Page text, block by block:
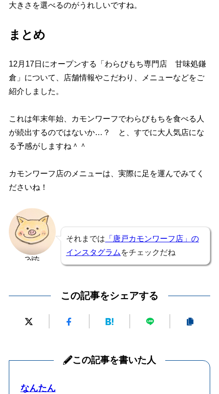
大きさを選べるのがうれしいですね。
まとめ
12月17日にオープンする「わらびもち専門店 甘味処鎌
倉」について、店舗情報やこだわり、メニューなどをご
紹介しました。
これは年末年始、カモンワーフでわらびもちを食べる人
が続出するのではないか…？ と、すでに大人気店にな
る予感がしますね＾＾
カモンワーフ店のメニューは、実際に足を運んでみてく
ださいね！
つぶた
それまでは 「唐戸カモンワーフ店」の
インスタグラム をチェックだね
この記事をシェアする
この記事を書いた人
なんたん